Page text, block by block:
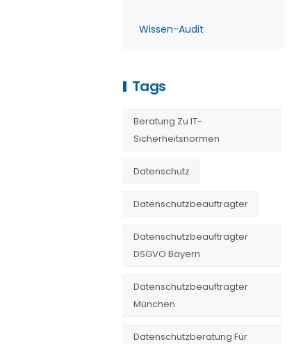
Wissen-Audit
Tags
Beratung Zu IT-
Sicherheitsnormen
Datenschutz
Datenschutzbeauftragter
Datenschutzbeauftragter
DSGVO Bayern
Datenschutzbeauftragter
München
Datenschutzberatung Für